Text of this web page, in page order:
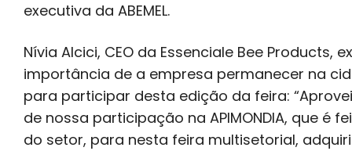
executiva da ABEMEL.
Nívia Alcici, CEO da Essenciale Bee Products,
importância de a empresa permanecer na
para participar desta edição da feira:
de nossa participação na APIMONDIA, que é
do setor, para nesta feira multisetorial,